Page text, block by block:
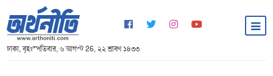
ঢাকা, বৃহঃস্পতিবার, ৬ আগস্ট 26, ২২ শ্রাবণ ১৪৩৩